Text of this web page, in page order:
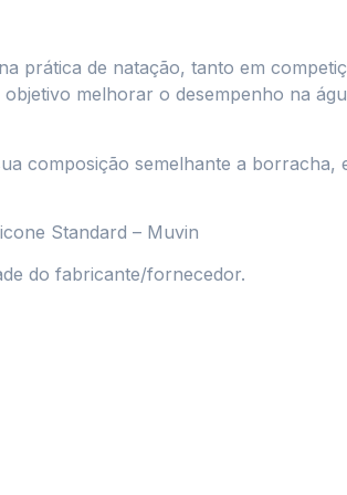
prática de natação, tanto em
melhorar o desempenho na
composição semelhante a borracha,
Standard – Muvin
do fabricante/fornecedor.